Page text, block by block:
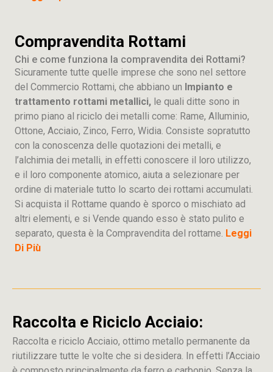
Compravendita Rottami
Chi e come funziona la compravendita dei Rottami?
Sicuramente tutte quelle imprese che sono nel settore
del Commercio Rottami, che abbiano un Impianto e
trattamento rottami metallici, le quali ditte sono in
primo piano al riciclo dei metalli come: Rame, Alluminio,
Ottone, Acciaio, Zinco, Ferro, Widia. Consiste sopratutto
con la conoscenza delle quotazioni dei metalli, e
l’alchimia dei metalli, in effetti conoscere il loro utilizzo,
e il loro componente atomico, aiuta a selezionare per
ordine di materiale tutto lo scarto dei rottami accumulati.
Si acquista il Rottame quando è sporco o mischiato ad
altri elementi, e si Vende quando esso è stato pulito e
separato, questa è la Compravendita del rottame. Leggi
Di Più
Raccolta e Riciclo Acciaio:
Raccolta e riciclo Acciaio, ottimo metallo permanente da
riutilizzare tutte le volte che si desidera. In effetti l’Acciaio